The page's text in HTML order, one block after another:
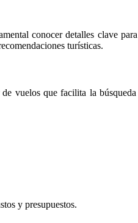
conocer detalles clave
turísticas.
vuelos que facilita la
y presupuestos.